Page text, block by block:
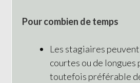
Pour combien de temps
Les stagiaires
courtes ou de longues
toutefois préférable